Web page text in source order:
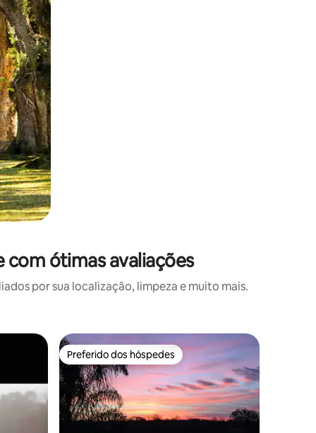
com ótimas avaliações
por sua localização, limpeza e muito mais.
hóspedes Preferido dos hóspedes
Preferido dos hóspedes